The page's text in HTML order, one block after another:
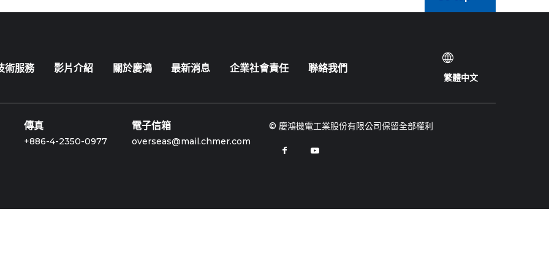
術服務 影片介紹 關於慶鴻 最新消息 企業社會責任 聯絡我們
繁體中文
傳真
+886-4-2350-0977
電子信箱
overseas@mail.chmer.com
© 慶鴻機電工業股份有限公司保留全部權利